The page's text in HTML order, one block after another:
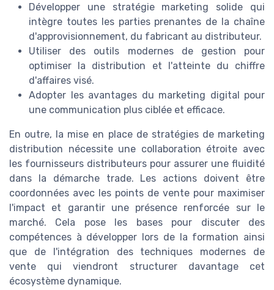
Développer une stratégie marketing solide qui
intègre toutes les parties prenantes de la chaîne
d'approvisionnement, du fabricant au distributeur.
Utiliser des outils modernes de gestion pour
optimiser la distribution et l'atteinte du chiffre
d'affaires visé.
Adopter les avantages du marketing digital pour
une communication plus ciblée et efficace.
En outre, la mise en place de stratégies de marketing
distribution nécessite une collaboration étroite avec
les fournisseurs distributeurs pour assurer une fluidité
dans la démarche trade. Les actions doivent être
coordonnées avec les points de vente pour maximiser
l'impact et garantir une présence renforcée sur le
marché. Cela pose les bases pour discuter des
compétences à développer lors de la formation ainsi
que de l'intégration des techniques modernes de
vente qui viendront structurer davantage cet
écosystème dynamique.